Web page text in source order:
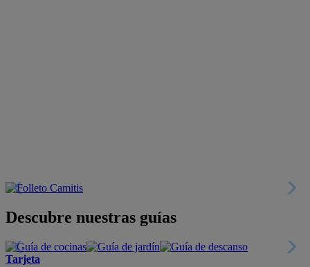
Descubre nuestras guías
Tarjeta